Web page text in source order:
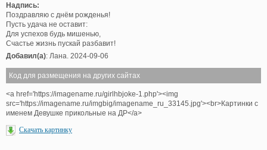
Надпись:
Поздравляю с днём рожденья!
Пусть удача не оставит:
Для успехов будь мишенью,
Счастье жизнь пускай разбавит!
Добавил(а): Лана. 2024-09-06
Код для размещения на других сайтах
<a href='https://imagename.ru/girlhbjoke-1.php'><img
src='https://imagename.ru/imgbig/imagename_ru_33145.jpg'><br>Картинки с
именем Девушке прикольные на ДР</a>
Скачать картинку